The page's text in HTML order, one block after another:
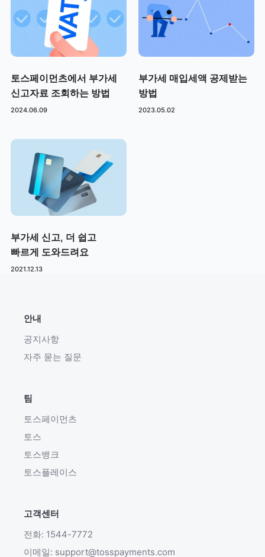
토스페이먼츠에서 부가세
신고자료 조회하는 방법
2024.06.09
부가세 매입세액 공제받는
방법
2023.05.02
부가세 신고, 더 쉽고
빠르게 도와드려요
2021.12.13
안내
공지사항
자주 묻는 질문
팀
토스페이먼츠
토스
토스뱅크
토스플레이스
고객센터
전화: 1544-7772
이메일: support@tosspayments.com